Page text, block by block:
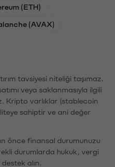
(ETH)
(AVAX)
tavsiyesi niteliği taşımaz.
veya saklanmasıyla ilgili
Kripto varlıklar (stablecoin
sahiptir ve ani değer
önce finansal durumunuzu
durumlarda hukuk, vergi
alın.